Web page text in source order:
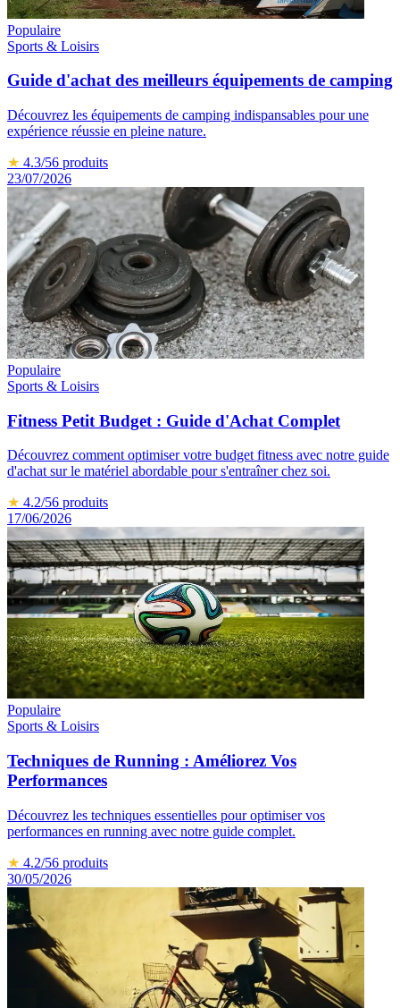
Populaire
Sports & Loisirs
Guide d'achat des meilleurs équipements de camping
Découvrez les équipements de camping indispansables pour une
expérience réussie en pleine nature.
★ 4.3/56 produits
23/07/2026
Populaire
Sports & Loisirs
Fitness Petit Budget : Guide d'Achat Complet
Découvrez comment optimiser votre budget fitness avec notre guide
d'achat sur le matériel abordable pour s'entraîner chez soi.
★ 4.2/56 produits
17/06/2026
Populaire
Sports & Loisirs
Techniques de Running : Améliorez Vos
Performances
Découvrez les techniques essentielles pour optimiser vos
performances en running avec notre guide complet.
★ 4.2/56 produits
30/05/2026